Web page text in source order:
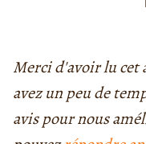
Merci d'avoir lu cet
avez un peu de
avis pour nous